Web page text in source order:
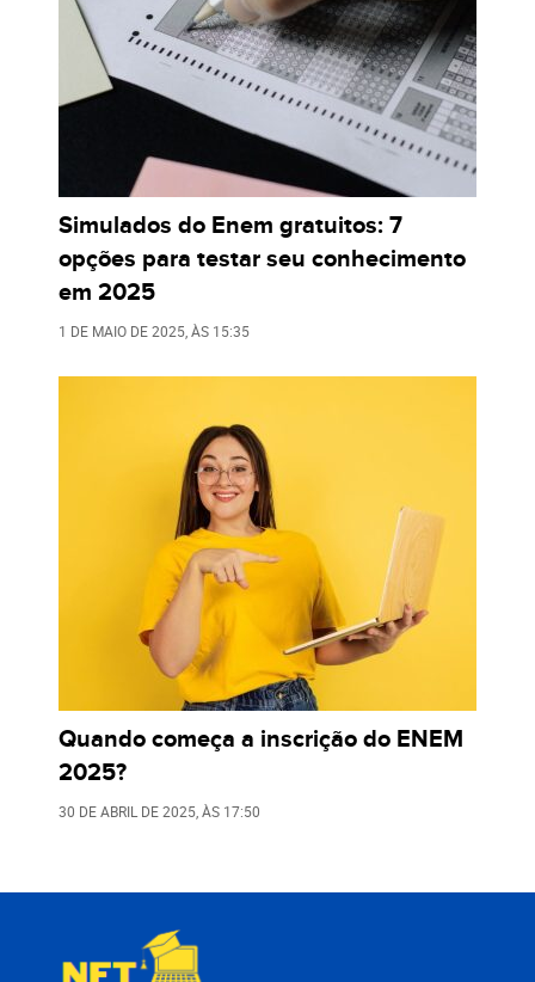
Simulados do Enem gratuitos: 7
opções para testar seu conhecimento
em 2025
1 DE MAIO DE 2025 , ÀS 15:35
Quando começa a inscrição do ENEM
2025?
30 DE ABRIL DE 2025 , ÀS 17:50